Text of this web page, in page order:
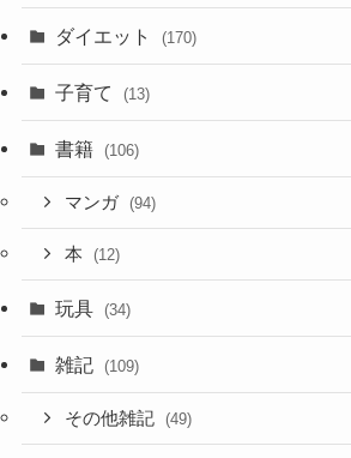
ダイエット (170)
子育て (13)
書籍 (106)
マンガ (94)
本 (12)
玩具 (34)
雑記 (109)
その他雑記 (49)